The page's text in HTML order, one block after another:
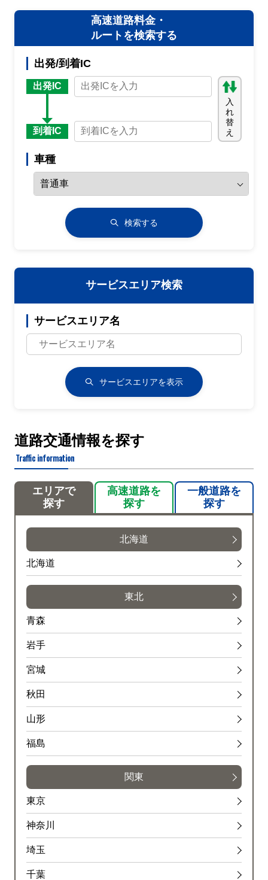
高速道路料金・
ルートを検索する
出発/到着IC
出発IC
到着IC
入
れ
替
え
車種
検索する
サービスエリア検索
サービスエリア名
サービスエリアを表示
道路交通情報を探す
Traffic information
エリアで
探す
高速道路を
探す
一般道路を
探す
北海道
北海道
東北
青森
岩手
宮城
秋田
山形
福島
関東
東京
神奈川
埼玉
千葉